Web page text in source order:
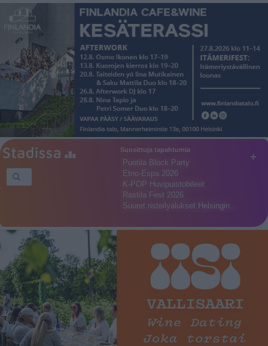
+
Suosittuja tapahtumia
Puotila Block Party
Etno-Espa 2026
K-POP Huvipuistobileet
Rastila Fest 2026
Suuret risteilyalukset Helsingin…